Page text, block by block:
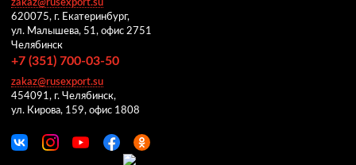
zakaz@rusexport.su
620075, г. Екатеринбург,
ул. Малышева, 51, офис 2751
Челябинск
+7 (351) 700-03-50
zakaz@rusexport.su
454091, г. Челябинск,
ул. Кирова, 159, офис 1808